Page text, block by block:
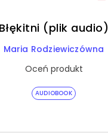
AUDIOBOOK
Błękitni (plik audio)
Maria Rodziewiczówna
Oceń produkt